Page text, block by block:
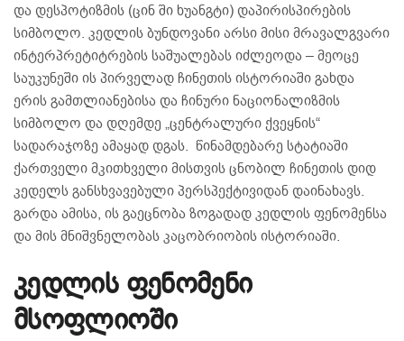
და დესპოტიზმის (ცინ ში ხუანგტი) დაპირისპირების
სიმბოლო. კედლის ბუნდოვანი არსი მისი მრავალგვარი
ინტერპრეტიტრების საშუალებას იძლეოდა – მეოცე
საუკუნეში ის პირველად ჩინეთის ისტორიაში გახდა
ერის გამთლიანებისა და ჩინური ნაციონალიზმის
სიმბოლო და დღემდე „ცენტრალური ქვეყნის“
სადარაჯოზე ამაყად დგას. წინამდებარე სტატიაში
ქართველი მკითხველი მისთვის ცნობილ ჩინეთის დიდ
კედელს განსხვავებული პერსპექტივიდან დაინახავს.
გარდა ამისა, ის გაეცნობა ზოგადად კედლის ფენომენსა
და მის მნიშვნელობას კაცობრიობის ისტორიაში.
კედლის ფენომენი
მსოფლიოში